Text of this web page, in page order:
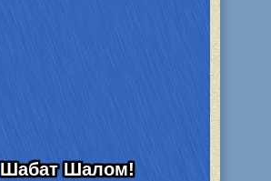
Шабат Шалом!